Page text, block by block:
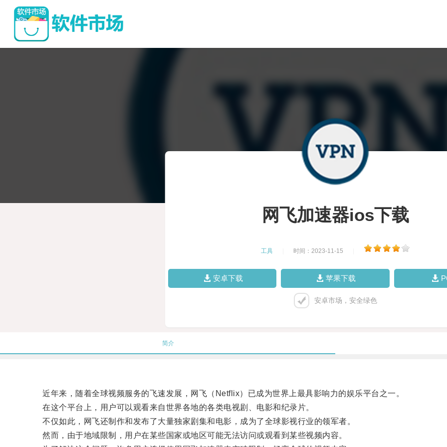
网飞加速器ios下载
工具 时间：2023-11-15
安卓下载 苹果下载
安卓市场，安全绿色
简介
近年来，随着全球视频服务的飞速发展，网飞（Netflix）已成为世界上最具影响力的娱乐平台之一。
在这个平台上，用户可以观看来自世界各地的各类电视剧、电影和纪录片。
不仅如此，网飞还制作和发布了大量独家剧集和电影，成为了全球影视行业的领军者。
然而，由于地域限制，用户在某些国家或地区可能无法访问或观看到某些视频内容。